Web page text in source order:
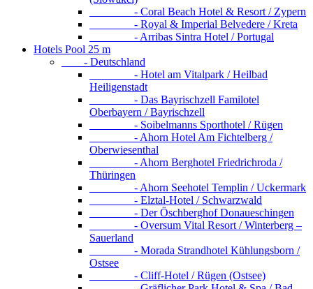
- Coral Beach Hotel & Resort / Zypern
- Royal & Imperial Belvedere / Kreta
- Arribas Sintra Hotel / Portugal
Hotels Pool 25 m
- Deutschland
- Hotel am Vitalpark / Heilbad
Heiligenstadt
- Das Bayrischzell Familotel
Oberbayern / Bayrischzell
- Soibelmanns Sporthotel / Rügen
- Ahorn Hotel Am Fichtelberg /
Oberwiesenthal
- Ahorn Berghotel Friedrichroda /
Thüringen
- Ahorn Seehotel Templin / Uckermark
- Elztal-Hotel / Schwarzwald
- Der Öschberghof Donaueschingen
- Oversum Vital Resort / Winterberg –
Sauerland
- Morada Strandhotel Kühlungsborn /
Ostsee
- Cliff-Hotel / Rügen (Ostsee)